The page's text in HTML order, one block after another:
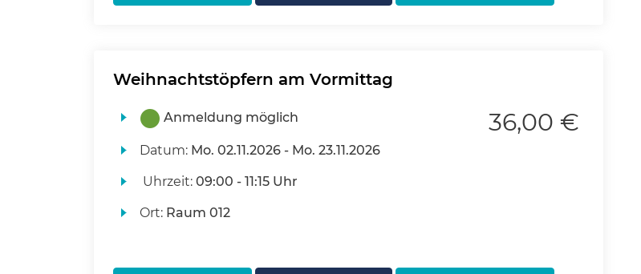
Weihnachtstöpfern am Vormittag
Anmeldung möglich
Datum: Mo. 02.11.2026 - Mo. 23.11.2026
Uhrzeit: 09:00 - 11:15 Uhr
Ort: Raum 012
36,00 €